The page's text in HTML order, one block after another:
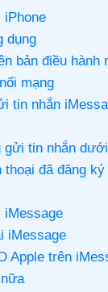
iPhone
dụng
bản điều hành
mạng
tin nhắn
gửi tin nhắn
thoại đã đăng
iMessage
iMessage
Apple trên